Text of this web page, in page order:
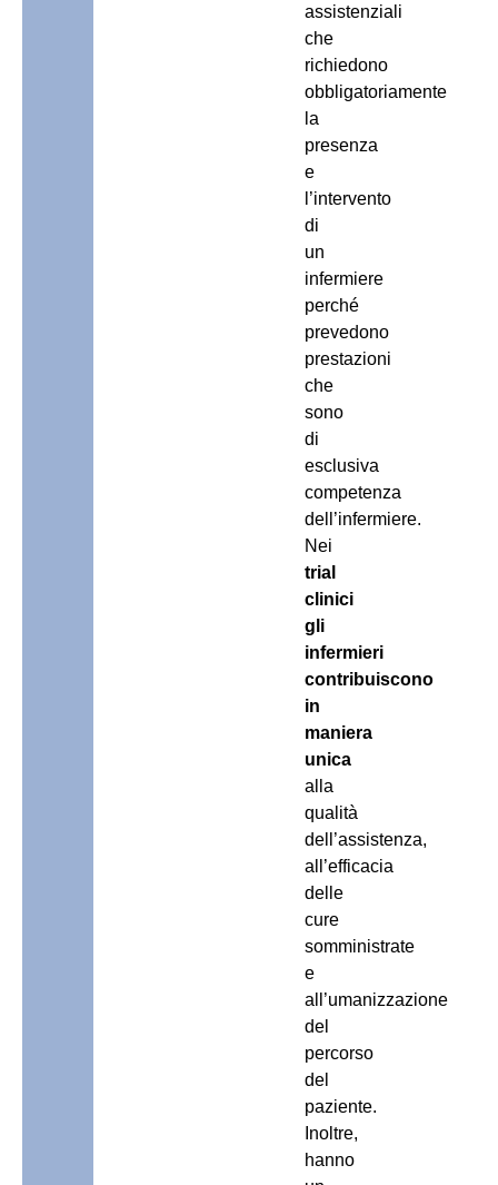
assistenziali
che
richiedono
obbligatoriamente
la
presenza
e
l’intervento
di
un
infermiere
perché
prevedono
prestazioni
che
sono
di
esclusiva
competenza
dell’infermiere.
Nei
trial
clinici
gli
infermieri
contribuiscono
in
maniera
unica
alla
qualità
dell’assistenza,
all’efficacia
delle
cure
somministrate
e
all’umanizzazione
del
percorso
del
paziente.
Inoltre,
hanno